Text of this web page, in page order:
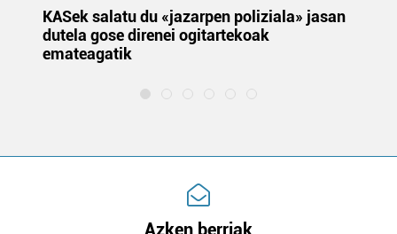
KASek salatu du «jazarpen poliziala» jasan
dutela gose direnei ogitartekoak
emateagatik
Azken berriak